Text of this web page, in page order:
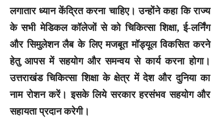
लगातार ध्यान केंद्रित करना चाहिए। उन्होंने कहा कि राज्य
के सभी मेडिकल कॉलेजों से को चिकित्सा शिक्षा, ई-लर्निंग
और सिमुलेशन लैब के लिए मजबूत मॉड्यूल विकसित करने
हेतु आपस में सहयोग और समन्वय से कार्य करना होगा।
उत्तराखंड चिकित्सा शिक्षा के क्षेत्र में देश और दुनिया का
नाम रोशन करें। इसके लिये सरकार हरसंभव सहयोग और
सहायता प्रदान करेगी।